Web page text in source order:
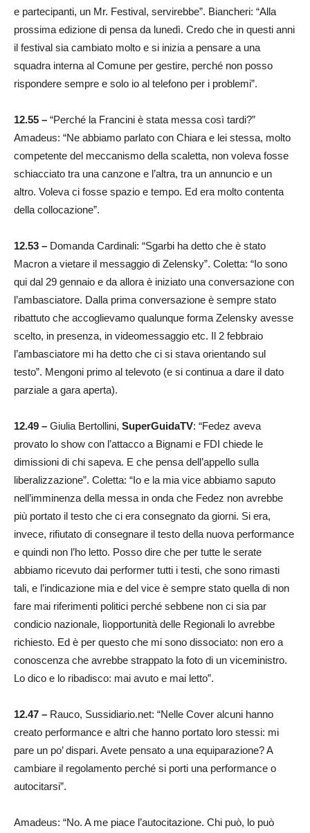
e partecipanti, un Mr. Festival, servirebbe”. Biancheri: “Alla
prossima edizione di pensa da lunedì. Credo che in questi anni
il festival sia cambiato molto e si inizia a pensare a una
squadra interna al Comune per gestire, perché non posso
rispondere sempre e solo io al telefono per i problemi”.
12.55 – “Perché la Francini è stata messa così tardi?”
Amadeus: “Ne abbiamo parlato con Chiara e lei stessa, molto
competente del meccanismo della scaletta, non voleva fosse
schiacciato tra una canzone e l’altra, tra un annuncio e un
altro. Voleva ci fosse spazio e tempo. Ed era molto contenta
della collocazione”.
12.53 – Domanda Cardinali: “Sgarbi ha detto che è stato
Macron a vietare il messaggio di Zelensky”. Coletta: “Io sono
qui dal 29 gennaio e da allora è iniziato una conversazione con
l’ambasciatore. Dalla prima conversazione è sempre stato
ribattuto che accoglievamo qualunque forma Zelensky avesse
scelto, in presenza, in videomessaggio etc. Il 2 febbraio
l’ambasciatore mi ha detto che ci si stava orientando sul
testo”. Mengoni primo al televoto (e si continua a dare il dato
parziale a gara aperta).
12.49 – Giulia Bertollini, SuperGuidaTV: “Fedez aveva
provato lo show con l’attacco a Bignami e FDI chiede le
dimissioni di chi sapeva. E che pensa dell’appello sulla
liberalizzazione”. Coletta: “Io e la mia vice abbiamo saputo
nell’imminenza della messa in onda che Fedez non avrebbe
più portato il testo che ci era consegnato da giorni. Si era,
invece, rifiutato di consegnare il testo della nuova performance
e quindi non l’ho letto. Posso dire che per tutte le serate
abbiamo ricevuto dai performer tutti i testi, che sono rimasti
tali, e l’indicazione mia e del vice è sempre stato quella di non
fare mai riferimenti politici perché sebbene non ci sia par
condicio nazionale, lìopportunità delle Regionali lo avrebbe
richiesto. Ed è per questo che mi sono dissociato: non ero a
conoscenza che avrebbe strappato la foto di un viceministro.
Lo dico e lo ribadisco: mai avuto e mai letto”.
12.47 – Rauco, Sussidiario.net: “Nelle Cover alcuni hanno
creato performance e altri che hanno portato loro stessi: mi
pare un po’ dispari. Avete pensato a una equiparazione? A
cambiare il regolamento perché si porti una performance o
autocitarsi”.
Amadeus: “No. A me piace l’autocitazione. Chi può, lo può